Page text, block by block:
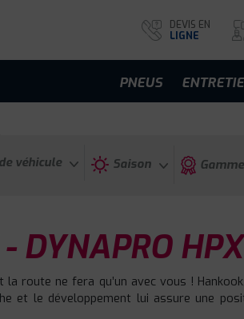
DEVIS EN
LIGNE
PNEUS
véhicule Saison Gamme
DYNAPRO HPX
la route ne fera qu’un avec vous !
et le développement lui assure une